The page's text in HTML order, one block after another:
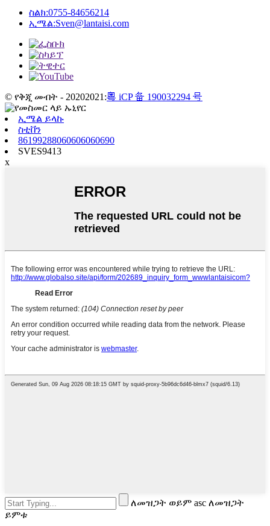
ስልክ:0755-84656214
ኢሜል:Sven@lantaisi.com
© የቅጂ መብት - 20202021:粤 iCP 备 190032294 号
ኢሜል ይላኩ
ስቲቨን
86199288060606060690
SVES9413
x
ለመዝጋት ወይም asc ለመዝጋት
ይምቱ